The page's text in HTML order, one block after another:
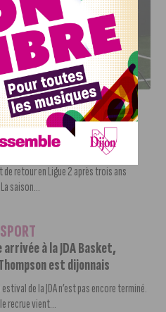
PIERRE-HENRI DEBALLON,
EN LIGUE 2
SPORT
avec Pierre-Henri
l’artisan de la montée en
de retour en Ligue 2 après trois ans
saison...
SPORT
arrivée à la JDA Basket,
est dijonnais
de la JDA n’est pas encore terminé.
recrue vient...